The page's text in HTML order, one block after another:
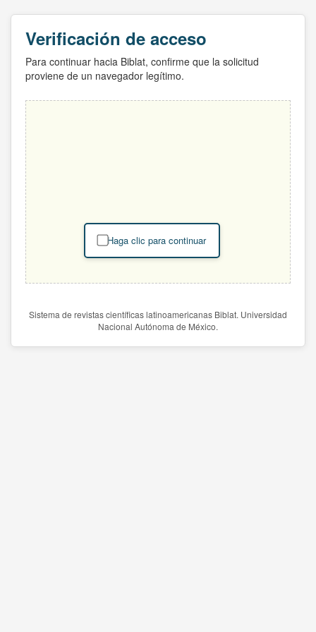
Verificación de acceso
Para continuar hacia Biblat, confirme que la solicitud
proviene de un navegador legítimo.
Haga clic para continuar
Sistema de revistas científicas latinoamericanas Biblat. Universidad
Nacional Autónoma de México.